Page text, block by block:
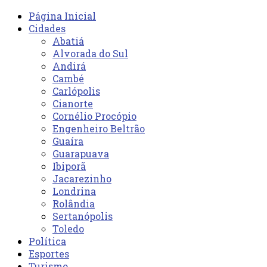
Página Inicial
Cidades
Abatiá
Alvorada do Sul
Andirá
Cambé
Carlópolis
Cianorte
Cornélio Procópio
Engenheiro Beltrão
Guaíra
Guarapuava
Ibiporã
Jacarezinho
Londrina
Rolândia
Sertanópolis
Toledo
Política
Esportes